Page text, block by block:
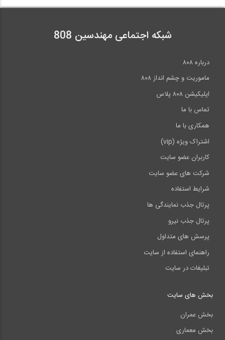
شبکه اجتماعی مهندسین 808
درباره ۸۰۸
ماموریت و چشم انداز ۸۰۸
اپلیکیشن ۸۰۸ پلاس
تماس با ما
همکاری با ما
اشتراک ویژه (vip)
کاربران عضو سایت
شرکت های عضو سایت
شرایط استفاده
پرتال جذب نمایندگی ها
پرتال جذب نیرو
پرسش های متداول
راهنمای استفاده از سایت
تبلیغات در سایت
بخش های سایت
بخش عمران
بخش معماری